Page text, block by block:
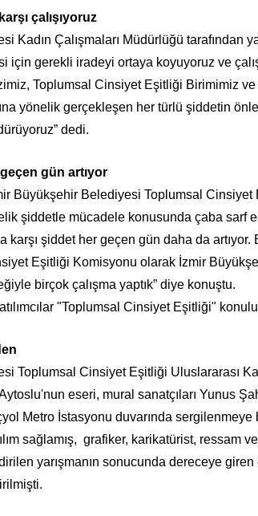
çalışıyoruz
Kadın Çalışmaları Müdürlüğü tarafından
için gerekli iradeyi ortaya koyuyoruz ve
Toplumsal Cinsiyet Eşitliği Birimimiz
yönelik gerçekleşen her türlü şiddetin
dedi.
gün artıyor
Büyükşehir Belediyesi Toplumsal Cinsiyet
şiddetle mücadele konusunda çaba sarf
karşı şiddet her geçen gün daha da
Eşitliği Komisyonu olarak İzmir
birçok çalışma yaptık” diye konuştu.
"Toplumsal Cinsiyet Eşitliği"
Toplumsal Cinsiyet Eşitliği Uluslararası
eseri, mural sanatçıları Yunus
Metro İstasyonu duvarında sergilenmeye
sağlamış, grafiker, karikatürist, ressam
yarışmanın sonucunda dereceye